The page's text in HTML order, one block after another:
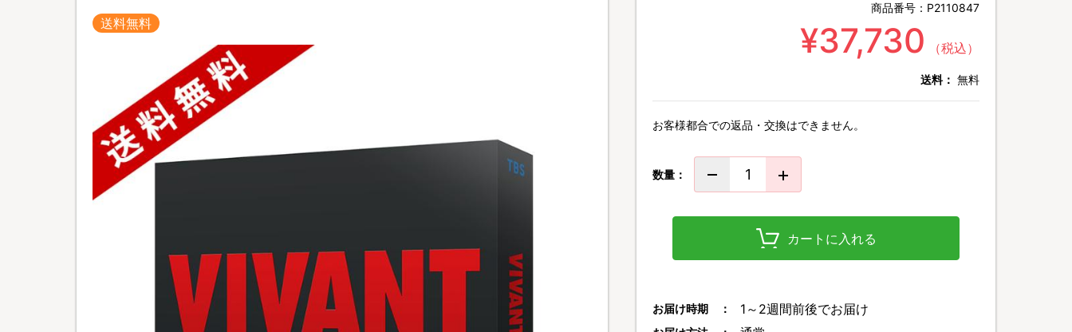
送料無料
商品番号： P2110847
¥37,730 （税込）
送料： 無料
お客様都合での返品・交換はできません。
数量：
カートに入れる
お届け時期 ： 1～2週間前後でお届け